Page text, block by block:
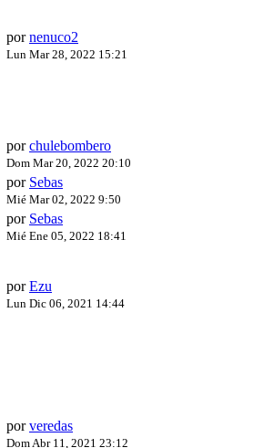
pornenuco2
Lun Mar 28, 2022 15:21
porchulebombero
Dom Mar 20, 2022 20:10
por Sebas
Mié Mar 02, 2022 9:50
por Sebas
Mié Ene 05, 2022 18:41
porEzu
Lun Dic 06, 2021 14:44
porveredas
Dom Abr 11, 2021 23:12